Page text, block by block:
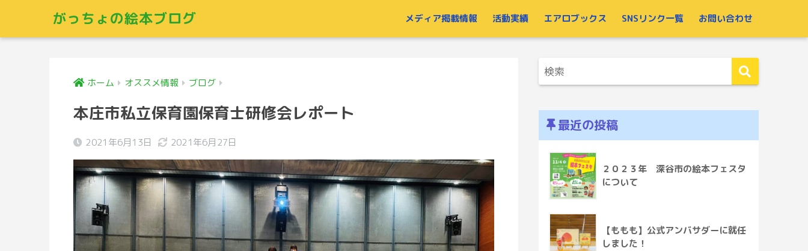
がっちょの絵本ブログ メディア掲載情報 活動実績 エアロブックス SNSリンク一覧 お問い合わせ
ホーム オススメ情報 ブログ
本庄市私立保育園保育士研修会レポート
2021年6月13日 2021年6月27日
最近の投稿
２０２３年 深谷市の絵本フェスタ
について
【ももも】公式アンバサダーに就任
しました！